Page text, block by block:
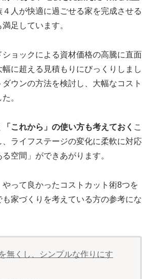
４人が快適に過ごせる家を完成させる
足しています。
ョックによる資材価格の高騰に直面
幅に超える見積もりにびっくりしまし
ウンの方法を検討し、大幅なコスト
。
「これから」の使い方も考えておく こ
、ライフステージの変化に柔軟に対応
空間」ができあがります。
って良かったコストカット術8つを
家づくりを考えている方の参考にな
無くし、シンプルな作りにす